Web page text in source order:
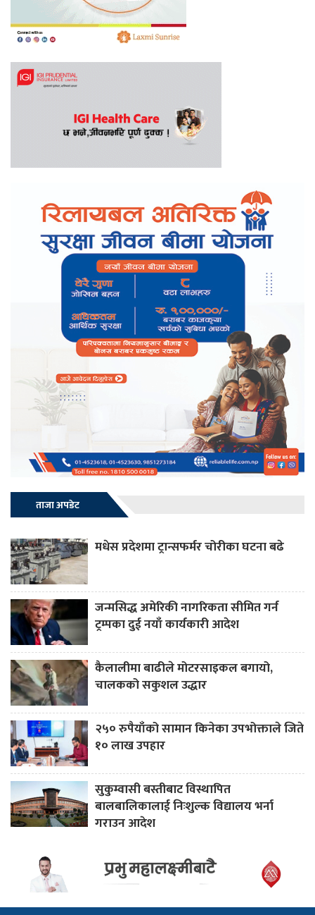
ताजा अपडेट
मधेस प्रदेशमा ट्रान्सफर्मर चोरीका घटना बढे
जन्मसिद्ध अमेरिकी नागरिकता सीमित गर्न
ट्रम्पका दुई नयाँ कार्यकारी आदेश
कैलालीमा बाढीले मोटरसाइकल बगायो,
चालकको सकुशल उद्धार
२५० रुपैयाँको सामान किनेका उपभोक्ताले जिते
१० लाख उपहार
सुकुम्वासी बस्तीबाट विस्थापित
बालबालिकालाई निःशुल्क विद्यालय भर्ना
गराउन आदेश